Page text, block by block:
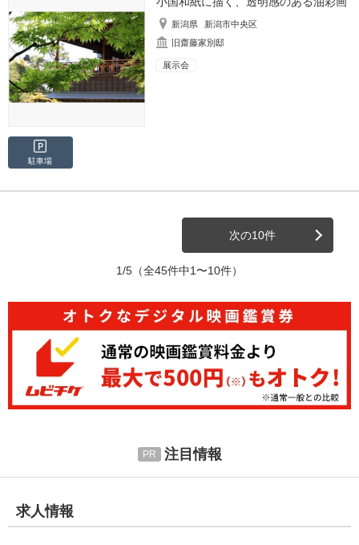
新潟県
新潟市中央区
旧齋藤家別邸
展示会
駐車場
次の10件
1/5 （全45件中1〜10件）
注目情報
求人情報